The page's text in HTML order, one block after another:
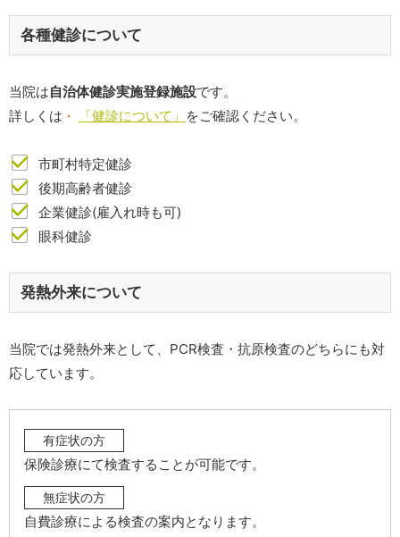
各種健診について
当院は自治体健診実施登録施設です。
詳しくは
「健診について」 をご確認ください。
市町村特定健診
後期高齢者健診
企業健診(雇入れ時も可)
眼科健診
発熱外来について
当院では発熱外来として、PCR検査・抗原検査のどちらにも対
応しています。
有症状の方
保険診療にて検査することが可能です。
無症状の方
自費診療による検査の案内となります。